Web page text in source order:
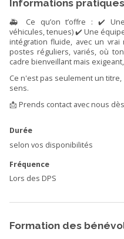
Informations pratiques
🚑 Ce qu’on t’offre : ✔️
véhicules, tenues) ✔️ Une
intégration fluide, avec un
postes réguliers, variés, où
cadre bienveillant mais
Ce n'est pas seulement un
sens.
📩 Prends contact avec nous
Durée
selon vos disponibilités
Fréquence
Lors des DPS
Formation des